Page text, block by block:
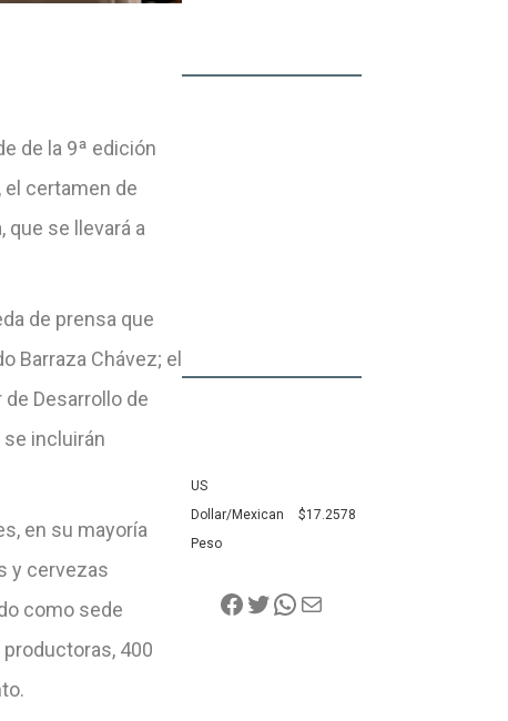
de la 9ª edición
el certamen de
se llevará a
de prensa que
Barraza Chávez; el
Desarrollo de
incluirán
en su mayoría
y cervezas
como sede
400
US
Dollar/Mexican
Peso
$17.2578